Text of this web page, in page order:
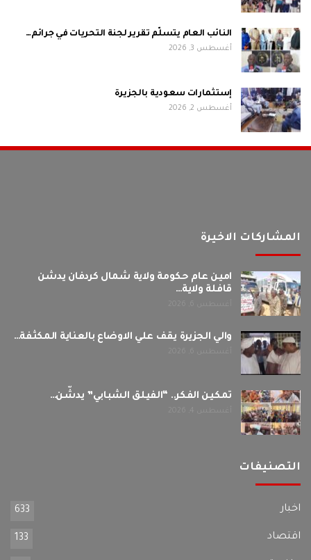
النائب العام يتسلّم تقرير لجنة التحريات في جرائم…
أغسطس 3, 2026
إستثمارات سعودية بالجزيرة
أغسطس 2, 2026
المشاركات الاخيرة
امين عام حكومة ولاية شمال كردفان يدشن
قافلة ولاية…
والي الجزيرة يقف علي الاوضاع بالعناية المكثفة…
تمكين الفكر.. “الفيلق الشبابي” يدشّن…
التصنيفات
اخبار 633
اقتصاد 133